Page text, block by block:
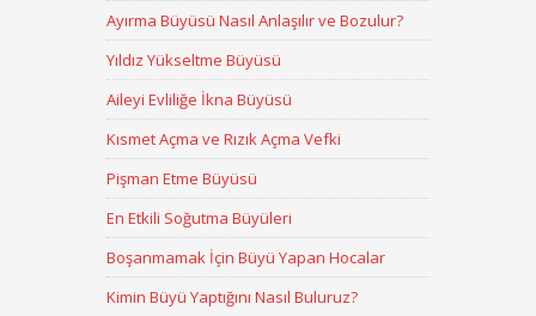
Ayırma Büyüsü Nasıl Anlaşılır ve Bozulur?
Yıldız Yükseltme Büyüsü
Aileyi Evliliğe İkna Büyüsü
Kısmet Açma ve Rızık Açma Vefki
Pişman Etme Büyüsü
En Etkili Soğutma Büyüleri
Boşanmamak İçin Büyü Yapan Hocalar
Kimin Büyü Yaptığını Nasıl Buluruz?